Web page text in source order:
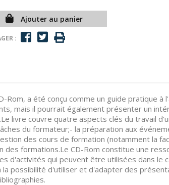
Ajouter au panier
:
Rom, a été conçu comme un guide pratique
mais il pourrait également présenter un
livre couvre quatre aspects clés du travail
du formateur;- la préparation aux
des cours de formation (notamment la
des formations.Le CD-Rom constitue une
d'activités qui peuvent être utilisées dans le
la possibilité d'utiliser et d'adapter des